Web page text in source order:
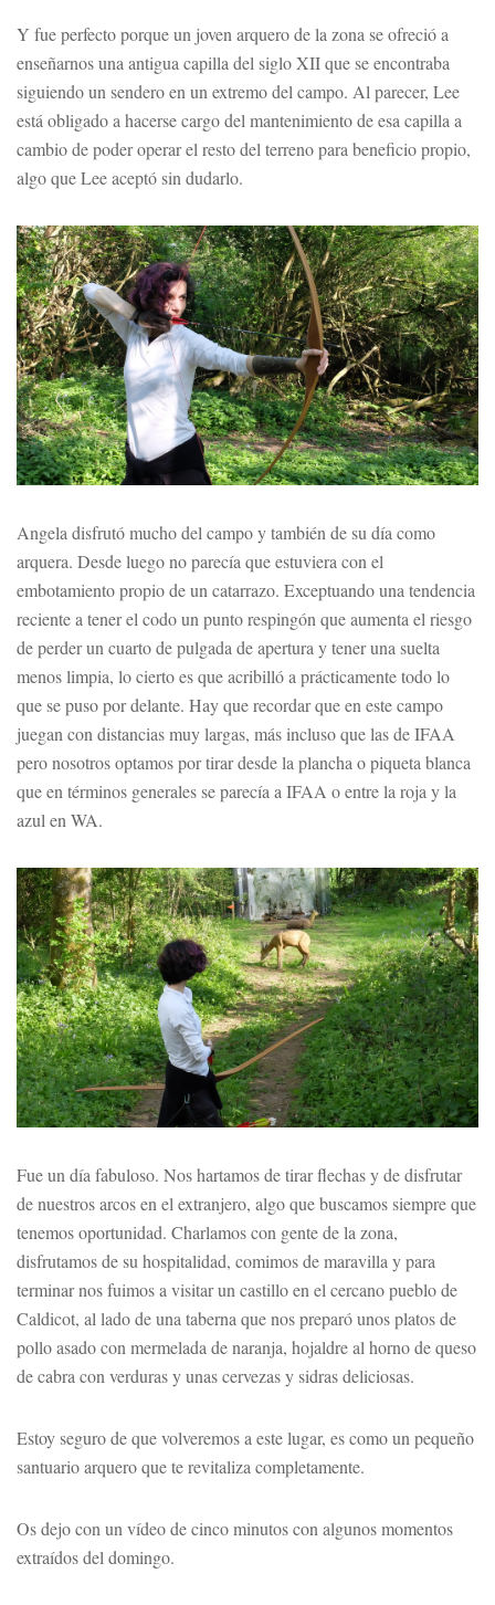
Y fue perfecto porque un joven arquero de la zona se ofreció a
enseñarnos una antigua capilla del siglo XII que se encontraba
siguiendo un sendero en un extremo del campo. Al parecer, Lee
está obligado a hacerse cargo del mantenimiento de esa capilla a
cambio de poder operar el resto del terreno para beneficio propio,
algo que Lee aceptó sin dudarlo.
Angela disfrutó mucho del campo y también de su día como
arquera. Desde luego no parecía que estuviera con el
embotamiento propio de un catarrazo. Exceptuando una tendencia
reciente a tener el codo un punto respingón que aumenta el riesgo
de perder un cuarto de pulgada de apertura y tener una suelta
menos limpia, lo cierto es que acribilló a prácticamente todo lo
que se puso por delante. Hay que recordar que en este campo
juegan con distancias muy largas, más incluso que las de IFAA
pero nosotros optamos por tirar desde la plancha o piqueta blanca
que en términos generales se parecía a IFAA o entre la roja y la
azul en WA.
Fue un día fabuloso. Nos hartamos de tirar flechas y de disfrutar
de nuestros arcos en el extranjero, algo que buscamos siempre que
tenemos oportunidad. Charlamos con gente de la zona,
disfrutamos de su hospitalidad, comimos de maravilla y para
terminar nos fuimos a visitar un castillo en el cercano pueblo de
Caldicot, al lado de una taberna que nos preparó unos platos de
pollo asado con mermelada de naranja, hojaldre al horno de queso
de cabra con verduras y unas cervezas y sidras deliciosas.
Estoy seguro de que volveremos a este lugar, es como un pequeño
santuario arquero que te revitaliza completamente.
Os dejo con un vídeo de cinco minutos con algunos momentos
extraídos del domingo.